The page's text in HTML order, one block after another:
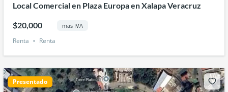
Local Comercial en Plaza Europa en Xalapa Veracruz
$20,000 mas IVA
Renta Renta
Presentado